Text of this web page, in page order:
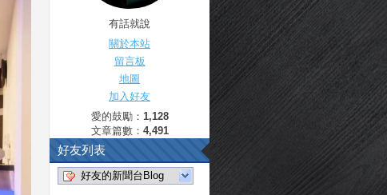
有話就說
關於本站
留言板
地圖
加入好友
愛的鼓勵： 1,128
文章篇數： 4,491
好友列表
好友的新聞台Blog